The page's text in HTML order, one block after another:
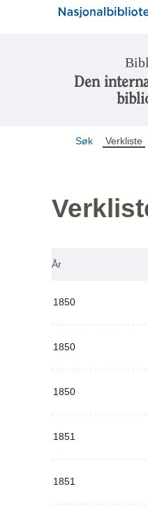
Den
Søk Verkliste
År
1850
1850
1850
1851
1851